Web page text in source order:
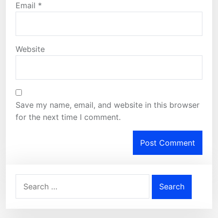
Email *
Website
Save my name, email, and website in this browser
for the next time I comment.
for: